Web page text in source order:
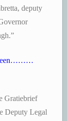
deputy
een………
Gratiebrief
Deputy Legal